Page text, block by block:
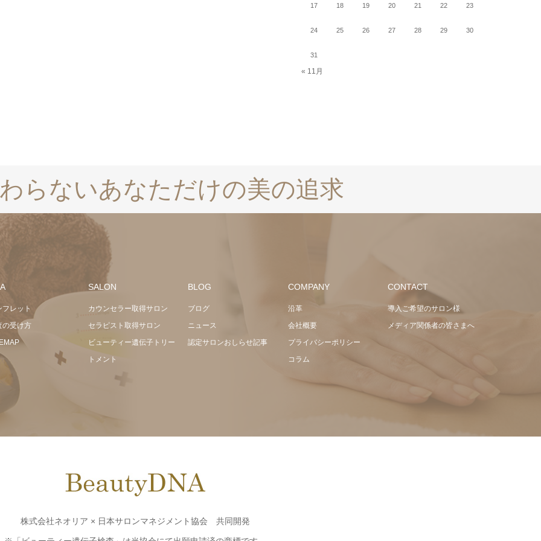
17 18 19 20 21 22 23
24 25 26 27 28 29 30
31
« 11月
らないあなただけの美の追求
フレット
の受け方
SALON
カウンセラー取得サロン
セラピスト取得サロン
ビューティー遺伝子トリー
トメント
BLOG
ブログ
ニュース
認定サロンおしらせ記事
COMPANY
沿革
会社概要
プライバシーポリシー
コラム
CONTACT
導入ご希望のサロン様
メディア関係者の皆さまへ
株式会社ネオリア × 日本サロンマネジメント協会 共同開発